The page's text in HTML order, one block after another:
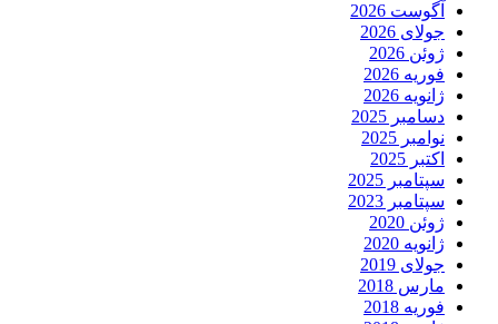
آگوست 2026
جولای 2026
ژوئن 2026
فوریه 2026
ژانویه 2026
دسامبر 2025
نوامبر 2025
اکتبر 2025
سپتامبر 2025
سپتامبر 2023
ژوئن 2020
ژانویه 2020
جولای 2019
مارس 2018
فوریه 2018